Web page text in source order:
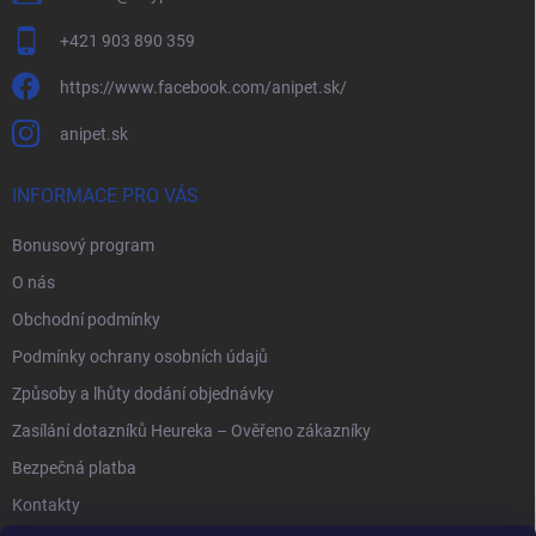
+421 903 890 359
https://www.facebook.com/anipet.sk/
anipet.sk
INFORMACE PRO VÁS
Bonusový program
O nás
Obchodní podmínky
Podmínky ochrany osobních údajů
Způsoby a lhůty dodání objednávky
Zasílání dotazníků Heureka – Ověřeno zákazníky
Bezpečná platba
Kontakty